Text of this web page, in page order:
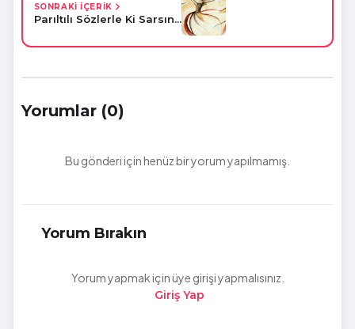
SONRAKİ İÇERİK
Parıltılı Sözlerle Ki Sarsın...
Yorumlar (0)
Bu gönderi için henüz bir yorum yapılmamış.
Yorum Bırakın
Yorum yapmak için üye girişi yapmalısınız.
Giriş Yap